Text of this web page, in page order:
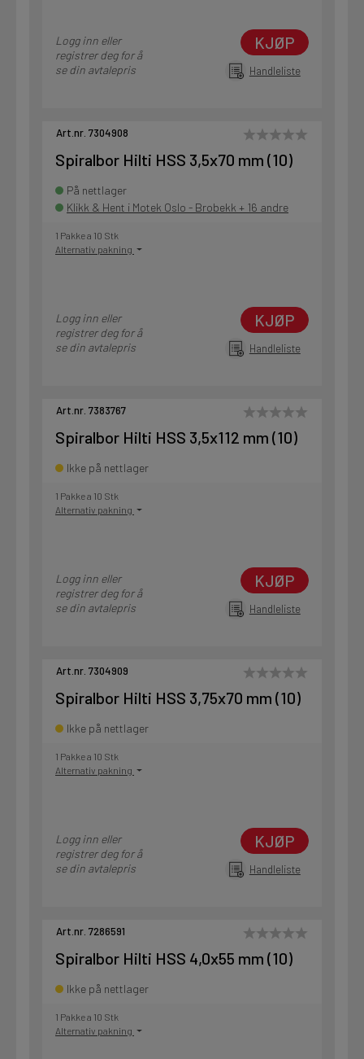
Logg inn eller
registrer deg for å
se din avtalepris
KJØP
Handleliste
Art.nr. 7304908
Spiralbor Hilti HSS 3,5x70 mm (10)
På nettlager
Klikk & Hent i Motek Oslo - Brobekk + 16 andre
1 Pakke a 10 Stk
Alternativ pakning
Logg inn eller
registrer deg for å
se din avtalepris
KJØP
Handleliste
Art.nr. 7383767
Spiralbor Hilti HSS 3,5x112 mm (10)
Ikke på nettlager
1 Pakke a 10 Stk
Alternativ pakning
Logg inn eller
registrer deg for å
se din avtalepris
KJØP
Handleliste
Art.nr. 7304909
Spiralbor Hilti HSS 3,75x70 mm (10)
Ikke på nettlager
1 Pakke a 10 Stk
Alternativ pakning
Logg inn eller
registrer deg for å
se din avtalepris
KJØP
Handleliste
Art.nr. 7286591
Spiralbor Hilti HSS 4,0x55 mm (10)
Ikke på nettlager
1 Pakke a 10 Stk
Alternativ pakning